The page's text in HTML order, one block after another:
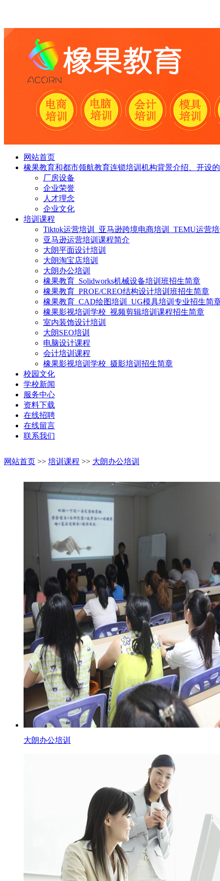
网站首页
橡果教育和都市领航教育连锁培训机构背景介绍、开设
厂房设备
企业荣誉
人才理念
企业文化
培训课程
Tiktok运营培训_亚马逊跨境电商培训_TEMU运营
亚马逊运营培训课程简介
大朗平面设计培训
大朗淘宝店培训
大朗办公培训
橡果教育_Solidworks机械设备培训班招生简章
橡果教育_PROE/CREO结构设计培训班招生简章
橡果教育_CAD绘图培训_UG模具培训专业招生简
橡果影视培训学校_视频剪辑培训课程招生简章
室内装饰设计培训
大朗SEO培训
电脑设计课程
会计培训课程
橡果影视培训学校_摄影培训招生简章
校园文化
学校新闻
服务中心
资料下载
在线招聘
在线留言
联系我们
网站首页 >> 培训课程 >> 大朗办公培训
大朗办公培训